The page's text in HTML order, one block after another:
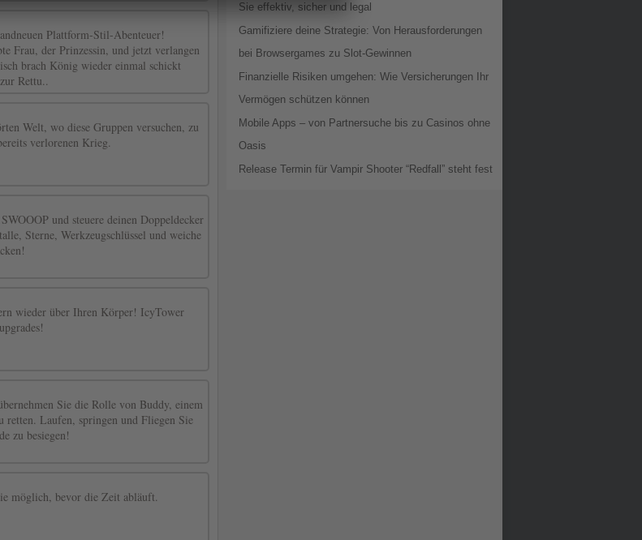
Plattform-Stil-Abenteuer!
Frau, der Prinzessin, und jetzt verlangen
brach König wieder einmal schickt
Rettu..
Welt, wo diese Gruppen versuchen, zu
verlorenen Krieg.
und steuere deinen Doppeldecker
Sterne, Werkzeugschlüssel und weiche
wieder über Ihren Körper! IcyTower
Sie die Rolle von Buddy, einem
retten. Laufen, springen und Fliegen Sie
zu besiegen!
möglich, bevor die Zeit abläuft.
Sie effektiv, sicher und legal
Gamifiziere deine Strategie: Von Herausforderungen
bei Browsergames zu Slot-Gewinnen
Finanzielle Risiken umgehen: Wie Versicherungen Ihr
Vermögen schützen können
Mobile Apps – von Partnersuche bis zu Casinos ohne
Oasis
Release Termin für Vampir Shooter “Redfall” steht fest